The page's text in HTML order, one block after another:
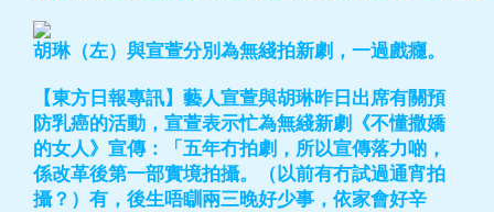
胡琳（左）與宣萱分別為無綫拍新劇，一過戲癮。
【東方日報專訊】藝人宣萱與胡琳昨日出席有關預
防乳癌的活動，宣萱表示忙為無綫新劇《不懂撒嬌
的女人》宣傳：「五年冇拍劇，所以宣傳落力啲，
係改革後第一部實境拍攝。（以前有冇試過通宵拍
攝？）有，後生唔瞓兩三晚好少事，依家會好辛